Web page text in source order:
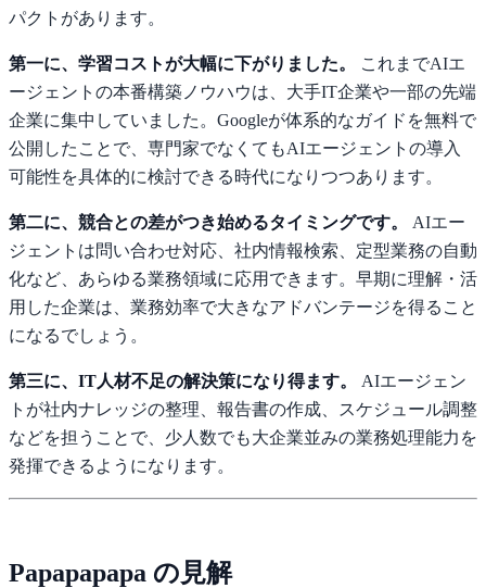
パクトがあります。
第一に、学習コストが大幅に下がりました。
これまでAIエ
ージェントの本番構築ノウハウは、大手IT企業や一部の先端
企業に集中していました。Googleが体系的なガイドを無料で
公開したことで、専門家でなくてもAIエージェントの導入
可能性を具体的に検討できる時代になりつつあります。
第二に、競合との差がつき始めるタイミングです。
AIエー
ジェントは問い合わせ対応、社内情報検索、定型業務の自動
化など、あらゆる業務領域に応用できます。早期に理解・活
用した企業は、業務効率で大きなアドバンテージを得ること
になるでしょう。
第三に、IT人材不足の解決策になり得ます。
AIエージェン
トが社内ナレッジの整理、報告書の作成、スケジュール調整
などを担うことで、少人数でも大企業並みの業務処理能力を
発揮できるようになります。
Papapapapa の見解